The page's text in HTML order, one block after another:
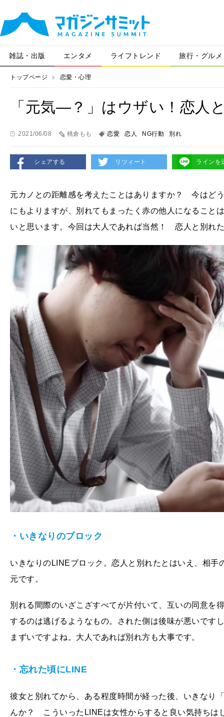
雑誌・出版 エンタメ ライフトレンド 旅行・グルメ
トップページ 恋愛・心理
「元気―？」はウザい！恋人
2021/06/08 桃倉もも 恋愛 恋人 NG行動 別れ
シェアする リツィート ラインを
元カノとの距離感を考えたことはありますか？ 今はど
にもよりますが、別れてもまったく赤の他人になること
いと思います。今回は大人であれば当然！ 恋人と別れ
・いきなりのブロック
いきなりのLINEブロック。恋人と別れたとはいえ、相
元です。
別れる間際のいざこざすべてが片付いて、互いの同意を
するのは逃げるようなもの。された側は後味が悪いです
まずいですよね。大人であれば別れ方も大事です。
・忘れた頃にLINE
彼女と別れてから、ある程度時間が経った後、いきな
んか？ こういったLINEは女性からすると良い気持ちは